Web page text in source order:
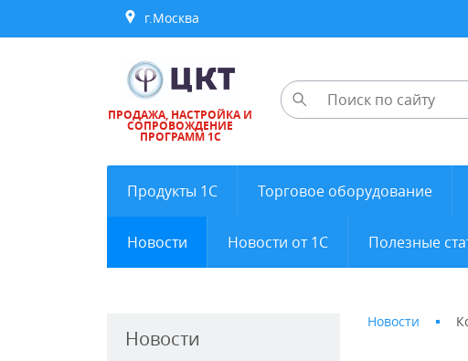
г.Москва
ПРОДАЖА, НАСТРОЙКА И
СОПРОВОЖДЕНИЕ
ПРОГРАММ 1С
Продукты 1С Торговое оборудование
Новости Новости от 1С Полезные
Новости
Новости